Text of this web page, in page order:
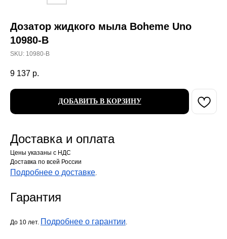
Дозатор жидкого мыла Boheme Uno
10980-B
SKU: 10980-B
9 137 р.
ДОБАВИТЬ В КОРЗИНУ
Доставка и оплата
Цены указаны с НДС
Доставка по всей России
Подробнее о доставке.
Гарантия
До 10 лет. Подробнее о гарантии.